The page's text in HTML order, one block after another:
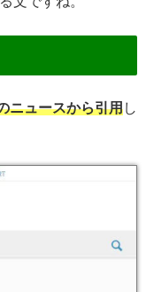
ニュースから引用し